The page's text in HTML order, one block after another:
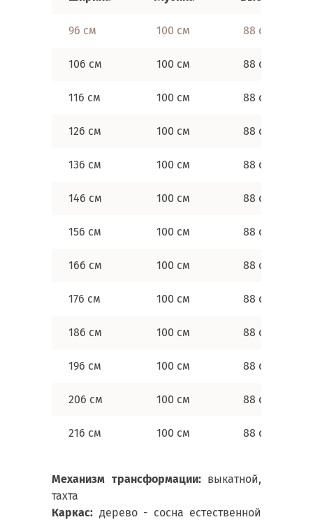
96 см 100 см 88 см
106 см 100 см 88 см
116 см 100 см 88 см
126 см 100 см 88 см
136 см 100 см 88 см
146 см 100 см 88 см
156 см 100 см 88 см
166 см 100 см 88 см
176 см 100 см 88 см
186 см 100 см 88 см
196 см 100 см 88 см
206 см 100 см 88 см
216 см 100 см 88 см
Механизм трансформации:выкатной,
тахта
Каркас: дерево - сосна естественной